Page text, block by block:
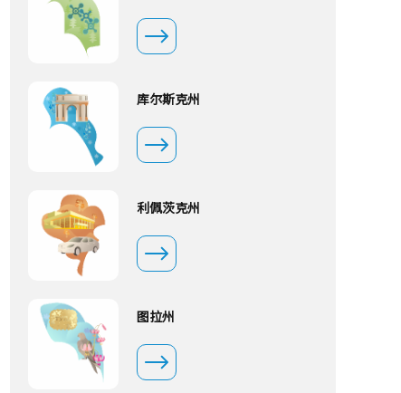
库尔斯克州
利佩茨克州
图拉州